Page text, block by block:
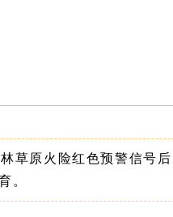
草原火险红色预警信号
。